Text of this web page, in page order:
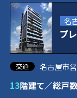
名
プ
名古屋市
13階建て／総戸